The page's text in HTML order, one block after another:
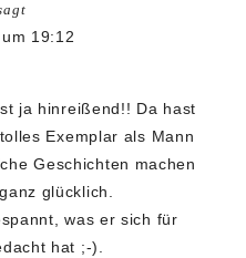
19:12
ja hinreißend!! Da hast
Exemplar als Mann
Geschichten machen
glücklich.
was er sich für
hat ;-).